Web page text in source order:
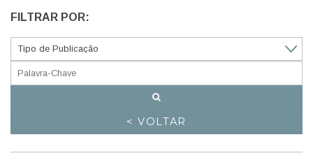
FILTRAR POR:
< VOLTAR